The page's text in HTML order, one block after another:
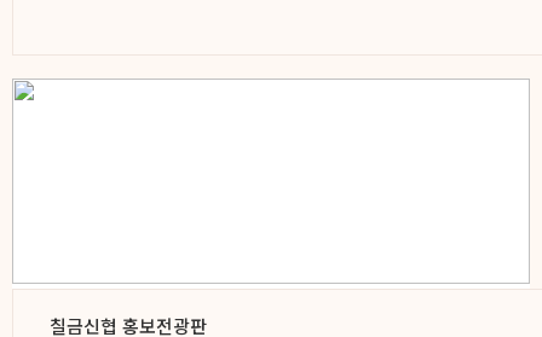
칠금신협 홍보전광판